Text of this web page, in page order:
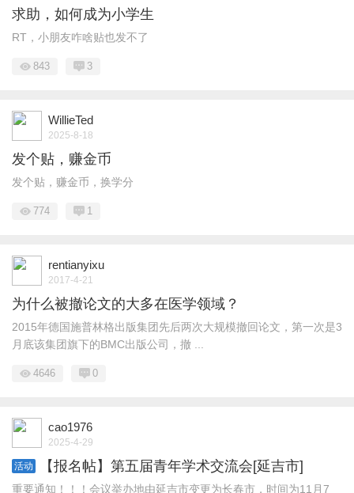
求助，如何成为小学生
RT，小朋友咋啥贴也发不了
843 3
WillieTed
2025-8-18
发个贴，赚金币
发个贴，赚金币，换学分
774 1
rentianyixu
2017-4-21
为什么被撤论文的大多在医学领域？
2015年德国施普林格出版集团先后两次大规模撤回论文，第一次是3
月底该集团旗下的BMC出版公司，撤 ...
4646 0
cao1976
2025-4-29
活动 【报名帖】第五届青年学术交流会[延吉市]
重要通知！！！会议举办地由延吉市变更为长春市，时间为11月7